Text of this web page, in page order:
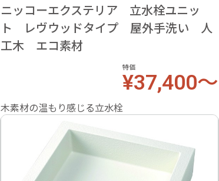
ニッコーエクステリア 立水栓ユニッ
ト レヴウッドタイプ 屋外手洗い 人
工木 エコ素材
特価
¥37,400～
木素材の温もり感じる立水栓